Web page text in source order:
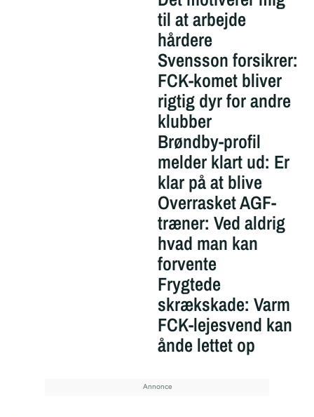
til at arbejde
hårdere
Svensson forsikrer:
FCK-komet bliver
rigtig dyr for andre
klubber
Brøndby-profil
melder klart ud: Er
klar på at blive
Overrasket AGF-
træner: Ved aldrig
hvad man kan
forvente
Frygtede
skrækskade: Varm
FCK-lejesvend kan
ånde lettet op